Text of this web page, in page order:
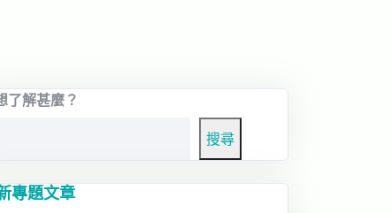
了解甚麼？
搜尋
專題文章